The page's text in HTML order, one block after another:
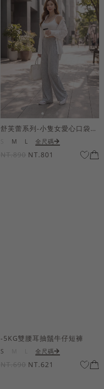
舒芙蕾系列-小隻女愛心口袋寬褲
M L 全尺碼
NT.890 NT.801
-5KG雙腰耳抽鬚牛仔短褲
S 全尺碼
NT.690 NT.621